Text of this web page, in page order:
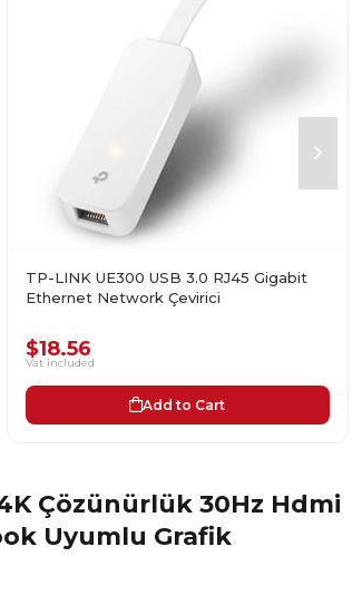
TP-LINK UE300 USB 3.0 RJ45 Gigabit
Ethernet Network Çevirici
$18.56
Vat included
Add to Cart
Çözünürlük 30Hz Hdmi
Uyumlu Grafik